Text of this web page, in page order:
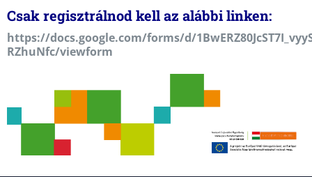
Csak regisztrálnod kell az alábbi linken:
https://docs.google.com/forms/d/
RZhuNfc/viewform